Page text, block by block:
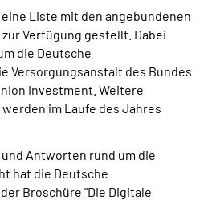
Liste mit den angebundenen
Verfügung gestellt. Dabei
die Deutsche
Versorgungsanstalt des Bundes
Investment. Weitere
im Laufe des Jahres
Antworten rund um die
hat die Deutsche
Broschüre "Die Digitale